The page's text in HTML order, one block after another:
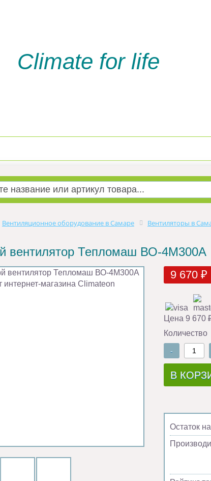
Climate for life
Вентиляционное оборудование в Самаре Вентиляторы в
вентилятор Тепломаш ВО-4М300A
9 670 ₽
Цена 9 670
Количество
-
В
Остаток